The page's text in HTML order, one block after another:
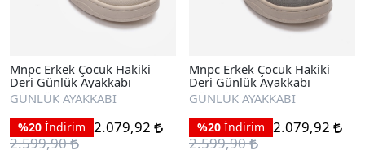
Mnpc Erkek Çocuk Hakiki
Deri Günlük Ayakkabı
GÜNLÜK AYAKKABI
%20 İndirim 2.079,92
2.599,90
Mnpc Erkek Çocuk Hakiki
Deri Günlük Ayakkabı
GÜNLÜK AYAKKABI
%20 İndirim 2.079,92
2.599,90